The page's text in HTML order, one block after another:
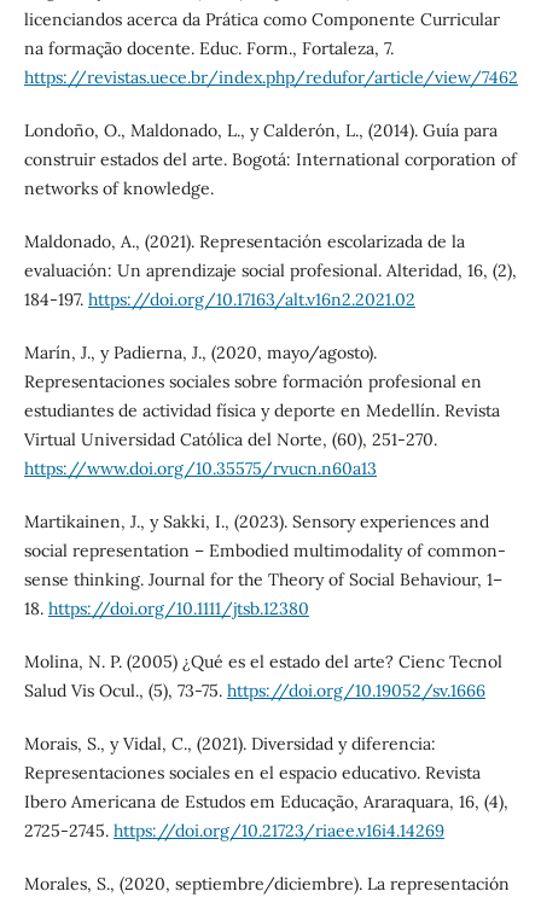
licenciandos acerca da Prática como Componente Curricular
na formação docente. Educ. Form., Fortaleza, 7.
https://revistas.uece.br/index.php/redufor/article/view/7462
Londoño, O., Maldonado, L., y Calderón, L., (2014). Guía para
construir estados del arte. Bogotá: International corporation of
networks of knowledge.
Maldonado, A., (2021). Representación escolarizada de la
evaluación: Un aprendizaje social profesional. Alteridad, 16, (2),
184-197. https://doi.org/10.17163/alt.v16n2.2021.02
Marín, J., y Padierna, J., (2020, mayo/agosto).
Representaciones sociales sobre formación profesional en
estudiantes de actividad física y deporte en Medellín. Revista
Virtual Universidad Católica del Norte, (60), 251-270.
https://www.doi.org/10.35575/rvucn.n60a13
Martikainen, J., y Sakki, I., (2023). Sensory experiences and
social representation – Embodied multimodality of common-
sense thinking. Journal for the Theory of Social Behaviour, 1–
18. https://doi.org/10.1111/jtsb.12380
Molina, N. P. (2005) ¿Qué es el estado del arte? Cienc Tecnol
Salud Vis Ocul., (5), 73-75. https://doi.org/10.19052/sv.1666
Morais, S., y Vidal, C., (2021). Diversidad y diferencia:
Representaciones sociales en el espacio educativo. Revista
Ibero Americana de Estudos em Educação, Araraquara, 16, (4),
2725-2745. https://doi.org/10.21723/riaee.v16i4.14269
Morales, S., (2020, septiembre/diciembre). La representación